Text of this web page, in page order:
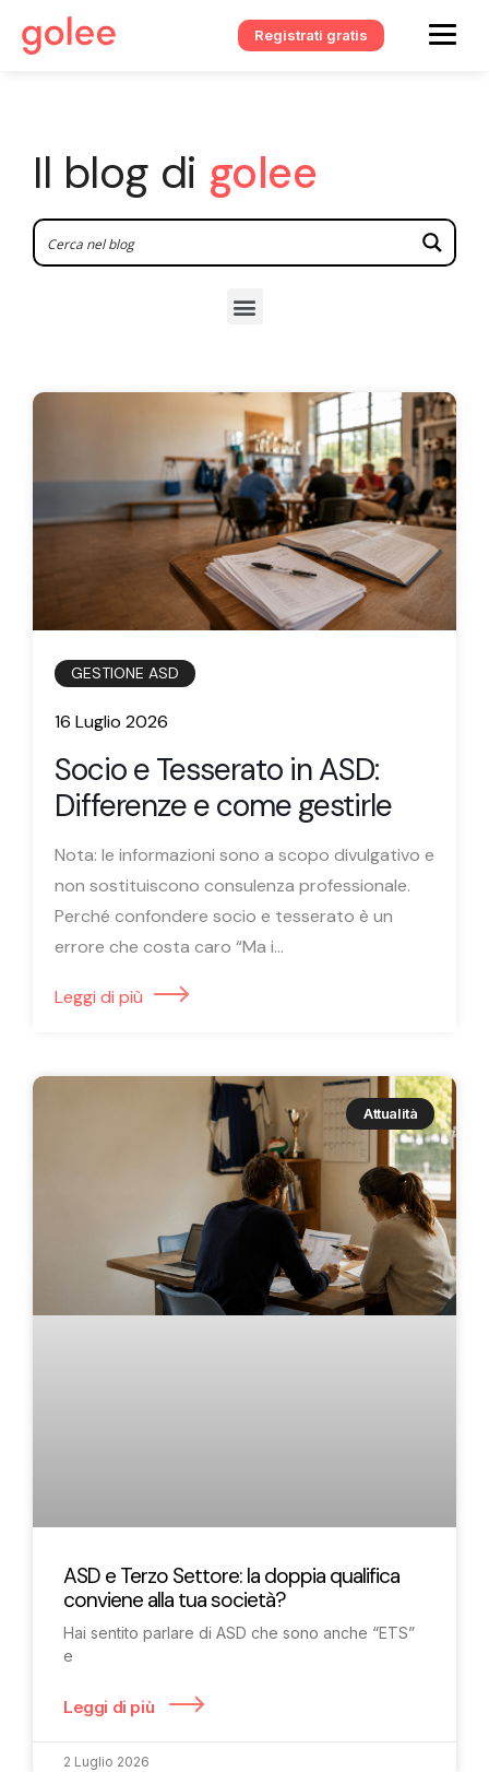
Registrati gratis
Il blog di golee
GESTIONE ASD
16 Luglio 2026
Socio e Tesserato in ASD:
Differenze e come gestirle
Nota: le informazioni sono a scopo divulgativo e
non sostituiscono consulenza professionale.
Perché confondere socio e tesserato è un
errore che costa caro “Ma i...
Leggi di più
Attualità
ASD e Terzo Settore: la doppia qualifica
conviene alla tua società?
Hai sentito parlare di ASD che sono anche “ETS”
e
Leggi di più
2 Luglio 2026